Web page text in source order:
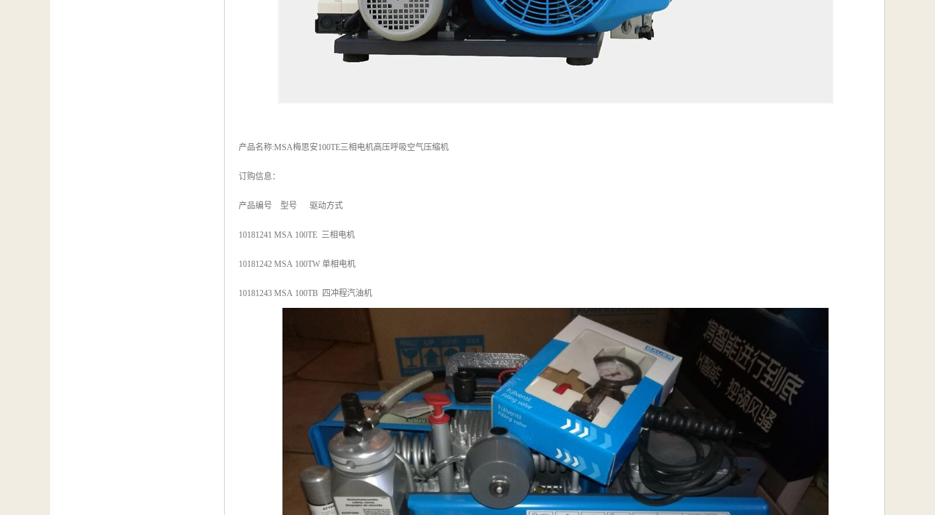
产品名称:MSA梅思安100TE三相电机高压呼吸空气压缩机
订购信息：
产品编号 型号 驱动方式
10181241 MSA 100TE 三相电机
10181242 MSA 100TW 单相电机
10181243 MSA 100TB 四冲程汽油机